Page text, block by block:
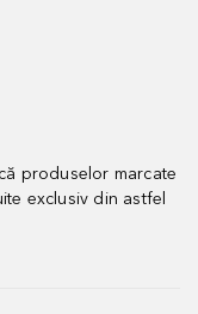
produselor marcate
exclusiv din astfel